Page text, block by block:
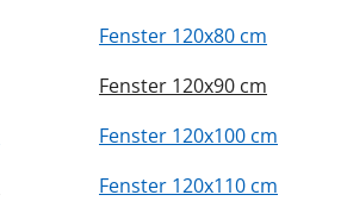
Fenster 120x80 cm
Fenster 120x90 cm
Fenster 120x100 cm
Fenster 120x110 cm